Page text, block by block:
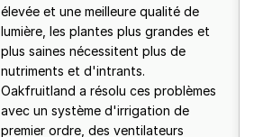
élevée et une meilleure qualité de
lumière, les plantes plus grandes et
plus saines nécessitent plus de
nutriments et d'intrants.
Oakfruitland a résolu ces problèmes
avec un système d'irrigation de
premier ordre, des ventilateurs